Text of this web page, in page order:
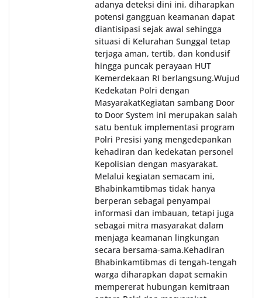
adanya deteksi dini ini, diharapkan
potensi gangguan keamanan dapat
diantisipasi sejak awal sehingga
situasi di Kelurahan Sunggal tetap
terjaga aman, tertib, dan kondusif
hingga puncak perayaan HUT
Kemerdekaan RI berlangsung.‎‎Wujud
Kedekatan Polri dengan
Masyarakat‎Kegiatan sambang Door
to Door System ini merupakan salah
satu bentuk implementasi program
Polri Presisi yang mengedepankan
kehadiran dan kedekatan personel
Kepolisian dengan masyarakat.
Melalui kegiatan semacam ini,
Bhabinkamtibmas tidak hanya
berperan sebagai penyampai
informasi dan imbauan, tetapi juga
sebagai mitra masyarakat dalam
menjaga keamanan lingkungan
secara bersama-sama.‎‎Kehadiran
Bhabinkamtibmas di tengah-tengah
warga diharapkan dapat semakin
mempererat hubungan kemitraan